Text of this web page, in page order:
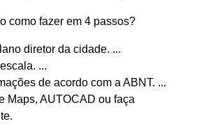
como fazer em 4 passos?
diretor da cidade. ...
...
de acordo com a ABNT. ...
Maps, AUTOCAD ou faça